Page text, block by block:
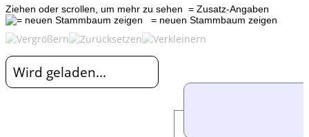
Ziehen oder scrollen, um mehr zu sehen = Zusatz-Angaben
= neuen Stammbaum zeigen
Wird geladen...